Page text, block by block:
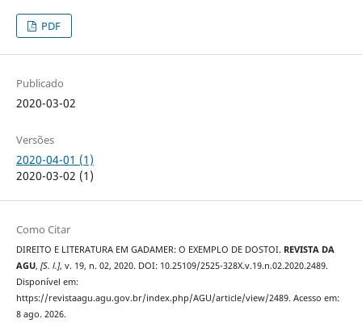
PDF
Publicado
2020-03-02
Versões
2020-04-01 (1)
2020-03-02 (1)
Como Citar
DIREITO E LITERATURA EM GADAMER: O EXEMPLO DE DOSTOI. REVISTA DA
AGU, [S. l.], v. 19, n. 02, 2020. DOI: 10.25109/2525-328X.v.19.n.02.2020.2489.
Disponível em:
https://revistaagu.agu.gov.br/index.php/AGU/article/view/2489. Acesso em:
8 ago. 2026.